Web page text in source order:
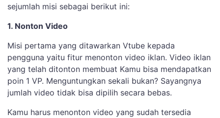
sejumlah misi sebagai berikut ini:
1. Nonton Video
Misi pertama yang ditawarkan Vtube kepada
pengguna yaitu fitur menonton video iklan. Video iklan
yang telah ditonton membuat Kamu bisa mendapatkan
poin 1 VP. Menguntungkan sekali bukan? Sayangnya
jumlah video tidak bisa dipilih secara bebas.
Kamu harus menonton video yang sudah tersedia